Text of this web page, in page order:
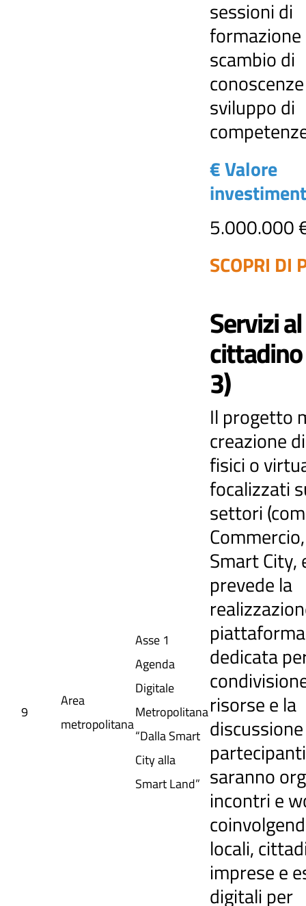
sessioni di
scambio di
sviluppo di
€ Valore
5.000.000
SCOPRI DI
9
Area
metropolitana
Asse 1
Agenda
Digitale
Metropolitana
“Dalla Smart
City alla
Smart Land”
Servizi al
3)
Il progetto
creazione
fisici o
focalizzati
settori
Smart City,
prevede la
dedicata
risorse e la
saranno
incontri e
locali,
imprese e
digitali per